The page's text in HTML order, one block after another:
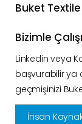
Buket Textile
Bizimle
Linkedin veya
başvurabilir ya
geçmişinizi
İnsan